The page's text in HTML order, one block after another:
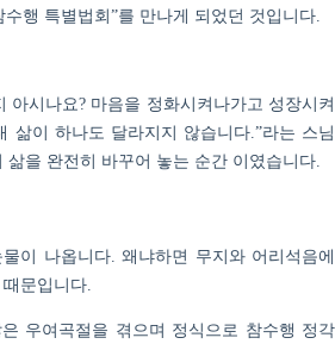
수행 특별법회”를 만나게 되었던 것입니다
아시나요? 마음을 정화시켜나가고 성장시켜
삶이 하나도 달라지지 않습니다.”라는 스님
삶을 완전히 바꾸어 놓는 순간 이였습니다
이 나옵니다.왜냐하면 무지와 어리석음에
문입니다
우여곡절을 겪으며 정식으로 참수행 정각